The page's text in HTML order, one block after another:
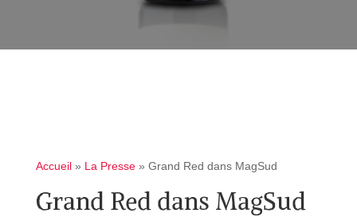
Accueil» La Presse» Grand Red dans MagSud
Grand Red dans MagSud